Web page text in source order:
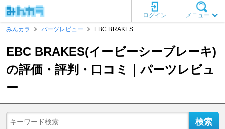
メニュー
ログイン
みんカラ
パーツレビュー EBC BRAKES
EBC BRAKES(イービーシーブレーキ)
の評価・評判・口コミ｜パーツレビュ
ー